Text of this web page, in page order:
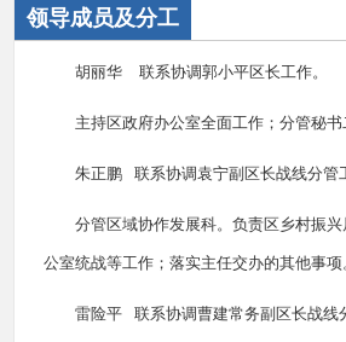
领导成员及分工
胡丽华 联系协调郭小平区长工作。
主持区政府办公室全面工作；分管秘书
朱正鹏 联系协调袁宁副区长战线分管
分管区域协作发展科。负责区乡村振
公室统战等工作；落实主任交办的其他事项
雷险平 联系协调曹建常务副区长战线